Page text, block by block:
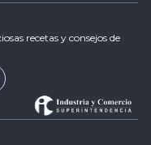
recetas y consejos de